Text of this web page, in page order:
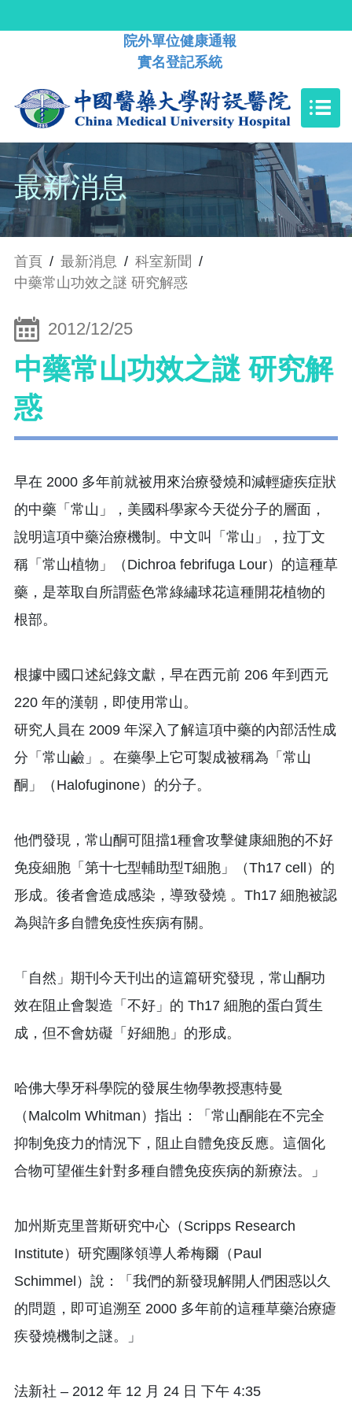
院外單位健康通報
實名登記系統
最新消息
首頁 / 最新消息 / 科室新聞 /
中藥常山功效之謎 研究解惑
2012/12/25
中藥常山功效之謎 研究解
惑
早在 2000 多年前就被用來治療發燒和減輕瘧疾症狀
的中藥「常山」，美國科學家今天從分子的層面，
說明這項中藥治療機制。中文叫「常山」，拉丁文
稱「常山植物」（Dichroa febrifuga Lour）的這種草
藥，是萃取自所謂藍色常綠繡球花這種開花植物的
根部。
根據中國口述紀錄文獻，早在西元前 206 年到西元
220 年的漢朝，即使用常山。
研究人員在 2009 年深入了解這項中藥的內部活性成
分「常山鹼」。在藥學上它可製成被稱為「常山
酮」（Halofuginone）的分子。
他們發現，常山酮可阻擋1種會攻擊健康細胞的不好
免疫細胞「第十七型輔助型T細胞」（Th17 cell）的
形成。後者會造成感染，導致發燒 。Th17 細胞被認
為與許多自體免疫性疾病有關。
「自然」期刊今天刊出的這篇研究發現，常山酮功
效在阻止會製造「不好」的 Th17 細胞的蛋白質生
成，但不會妨礙「好細胞」的形成。
哈佛大學牙科學院的發展生物學教授惠特曼
（Malcolm Whitman）指出：「常山酮能在不完全
抑制免疫力的情況下，阻止自體免疫反應。這個化
合物可望催生針對多種自體免疫疾病的新療法。」
加州斯克里普斯研究中心（Scripps Research
Institute）研究團隊領導人希梅爾（Paul
Schimmel）說：「我們的新發現解開人們困惑以久
的問題，即可追溯至 2000 多年前的這種草藥治療瘧
疾發燒機制之謎。」
法新社 – 2012 年 12 月 24 日 下午 4:35